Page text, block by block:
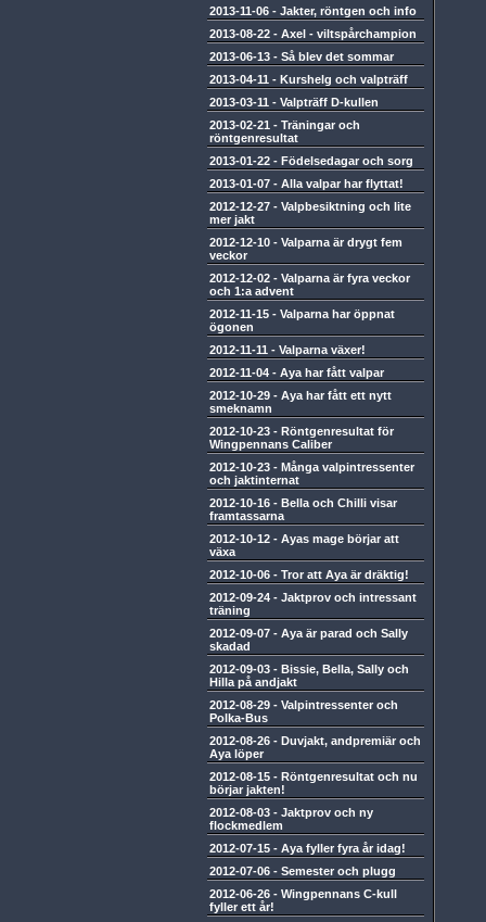
2013-11-06 - Jakter, röntgen och info
2013-08-22 - Axel - viltspårchampion
2013-06-13 - Så blev det sommar
2013-04-11 - Kurshelg och valpträff
2013-03-11 - Valpträff D-kullen
2013-02-21 - Träningar och
röntgenresultat
2013-01-22 - Födelsedagar och sorg
2013-01-07 - Alla valpar har flyttat!
2012-12-27 - Valpbesiktning och lite
mer jakt
2012-12-10 - Valparna är drygt fem
veckor
2012-12-02 - Valparna är fyra veckor
och 1:a advent
2012-11-15 - Valparna har öppnat
ögonen
2012-11-11 - Valparna växer!
2012-11-04 - Aya har fått valpar
2012-10-29 - Aya har fått ett nytt
smeknamn
2012-10-23 - Röntgenresultat för
Wingpennans Caliber
2012-10-23 - Många valpintressenter
och jaktinternat
2012-10-16 - Bella och Chilli visar
framtassarna
2012-10-12 - Ayas mage börjar att
växa
2012-10-06 - Tror att Aya är dräktig!
2012-09-24 - Jaktprov och intressant
träning
2012-09-07 - Aya är parad och Sally
skadad
2012-09-03 - Bissie, Bella, Sally och
Hilla på andjakt
2012-08-29 - Valpintressenter och
Polka-Bus
2012-08-26 - Duvjakt, andpremiär och
Aya löper
2012-08-15 - Röntgenresultat och nu
börjar jakten!
2012-08-03 - Jaktprov och ny
flockmedlem
2012-07-15 - Aya fyller fyra år idag!
2012-07-06 - Semester och plugg
2012-06-26 - Wingpennans C-kull
fyller ett år!